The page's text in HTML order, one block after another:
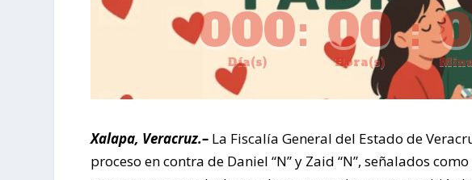
000
Día(s)
: 00
Hora(s)
:
Xalapa, Veracruz.– La Fiscalía General del Estado de
proceso en contra de Daniel “N” y Zaid “N”, señalados